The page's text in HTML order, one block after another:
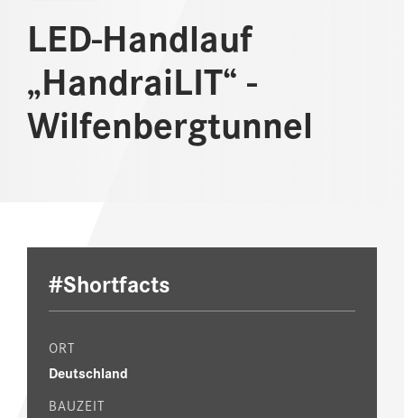
LED-Handlauf
„HandraiLIT“ -
Wilfenbergtunnel
#Shortfacts
ORT
Deutschland
BAUZEIT